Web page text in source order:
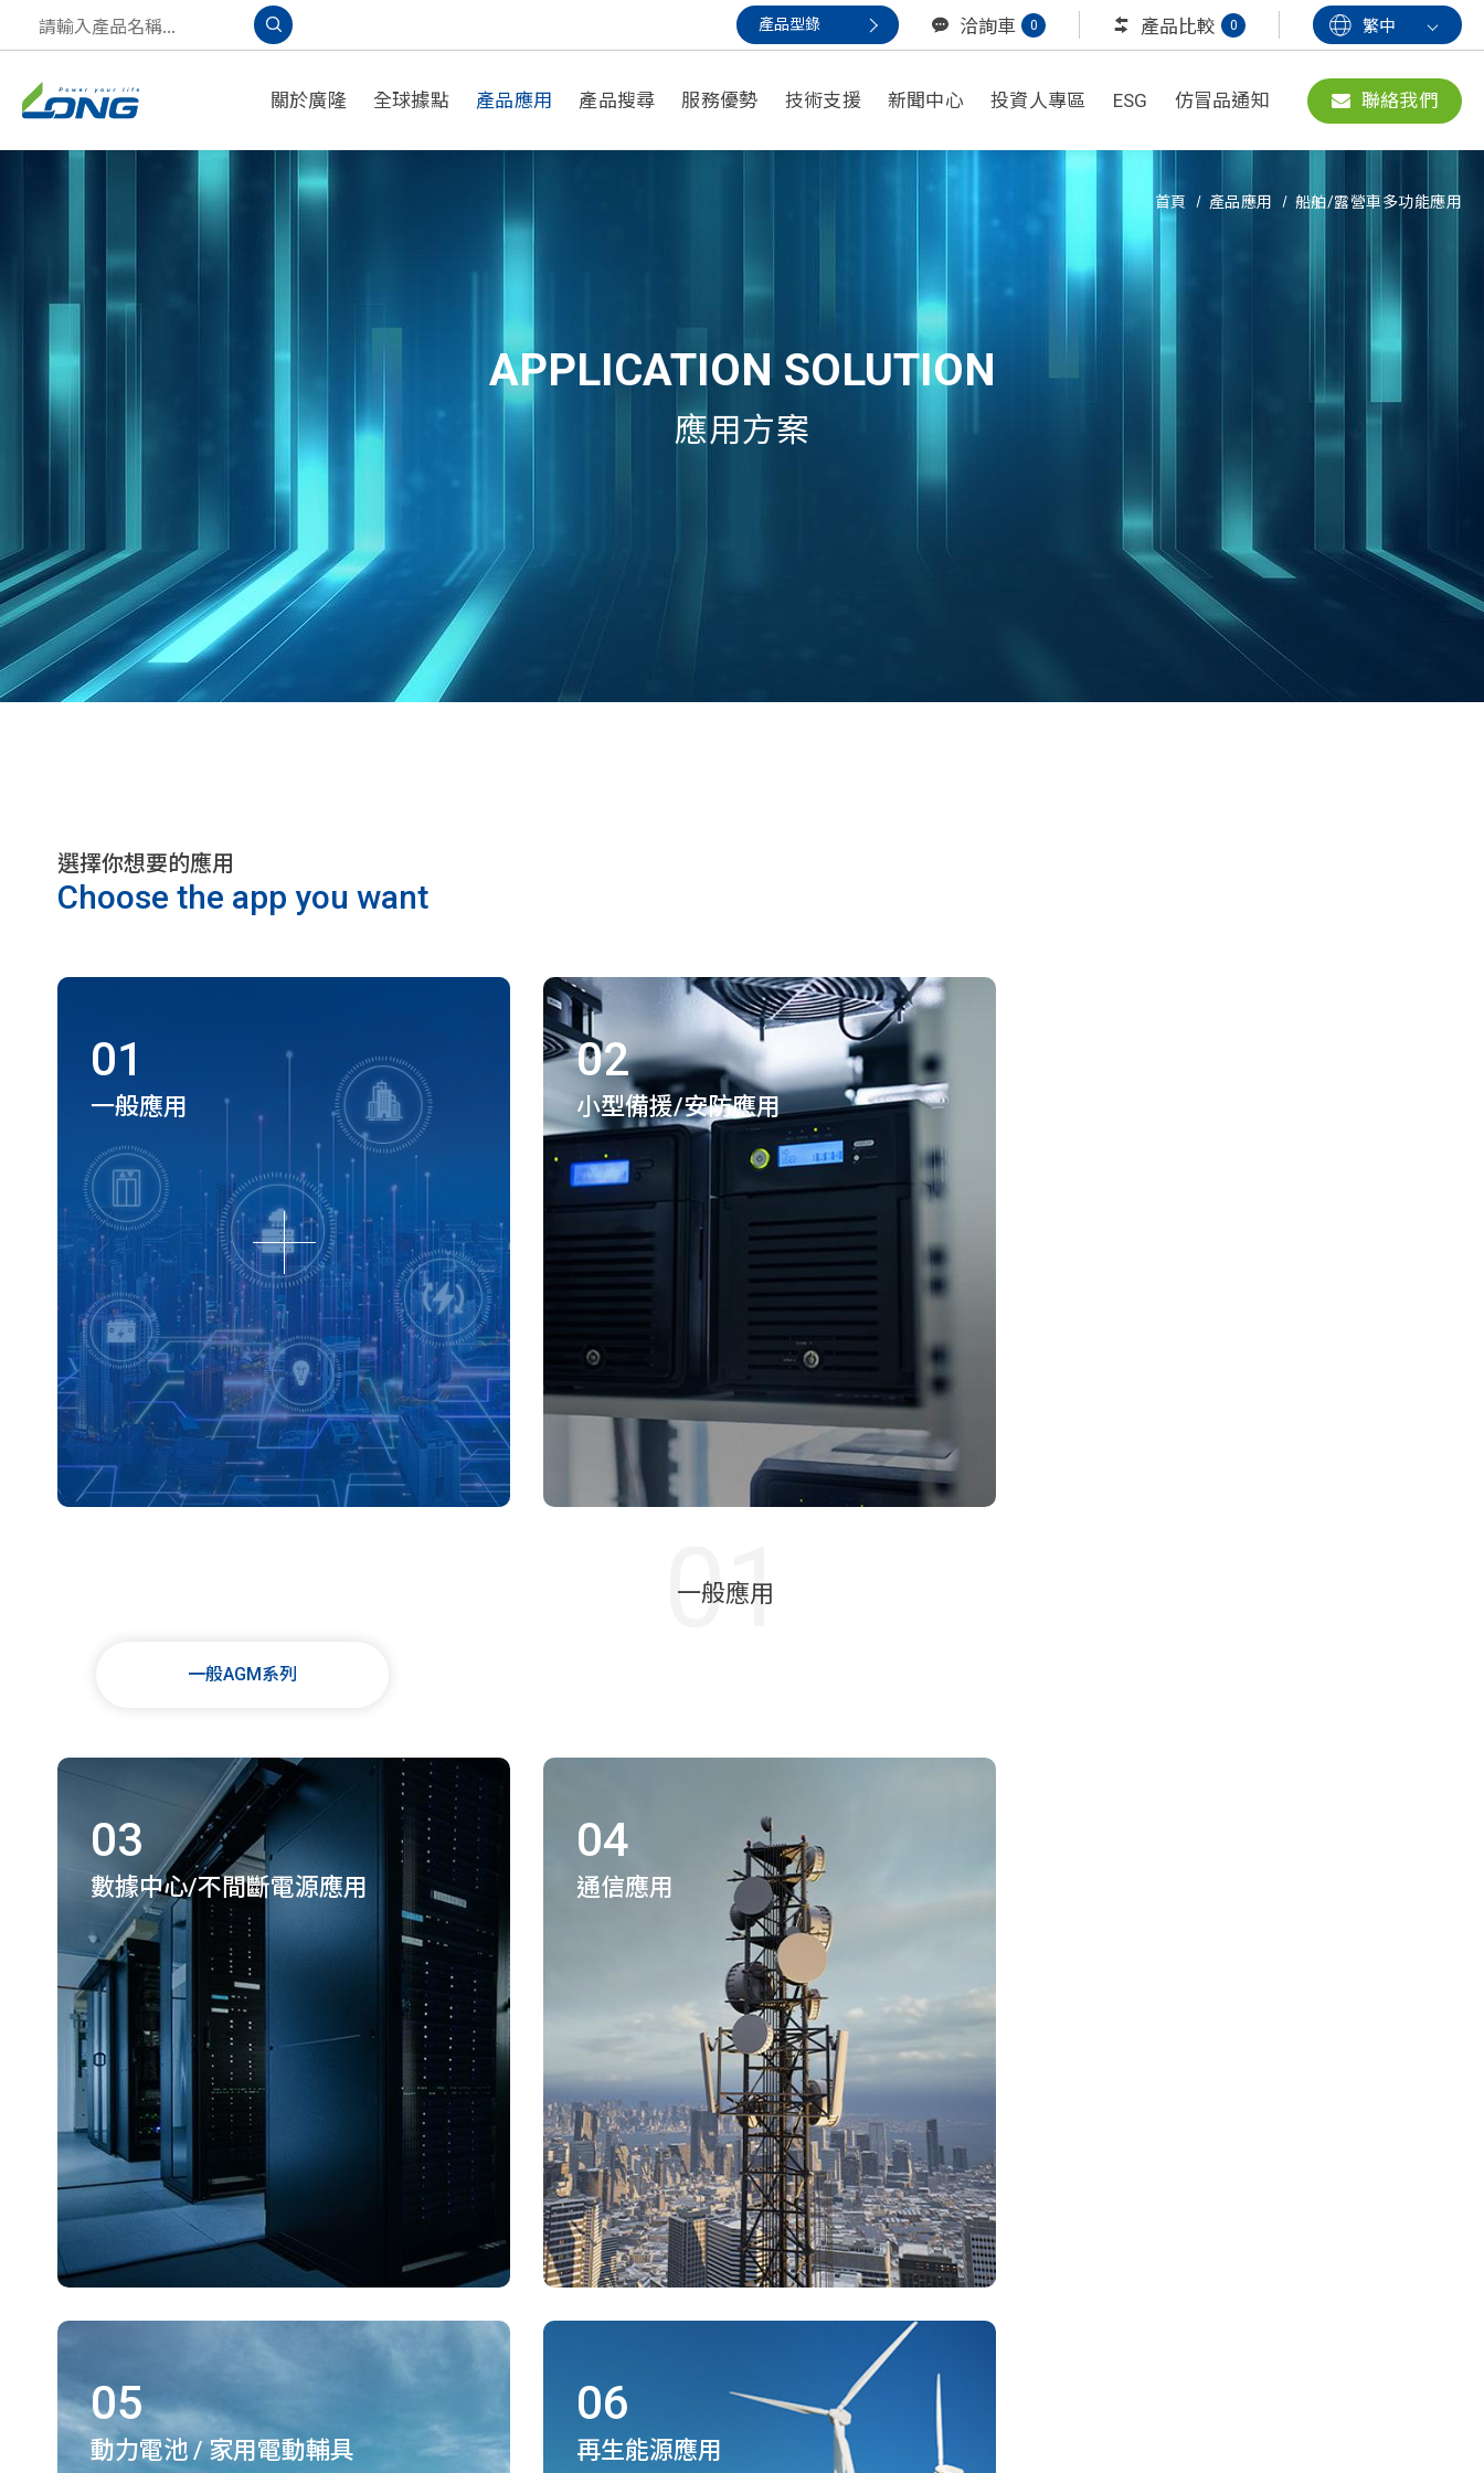
產品型錄 洽詢車 0 產品比較 0 繁中
關於廣隆 全球據點 產品應用
PPLICATION
OLUTION
數據中心/不間斷電源應用
動力電池 / 家用電動輔具
船舶/露營車多功能應用
產品搜尋 服務優勢 技術支援 新聞中心 投資人專區 ESG 仿冒品通知 聯絡我們
APPLICATION SOLUTION
應用方案
首頁 產品應用 船舶/露營車多功能應用
選擇你想要的應用
Choose the app you want
01
一般應用
02
小型備援/安防應用
01
一般應用
一般AGM系列
03
數據中心/不間斷電源應用
04
通信應用
05
動力電池 / 家用電動輔具
06
再生能源應用